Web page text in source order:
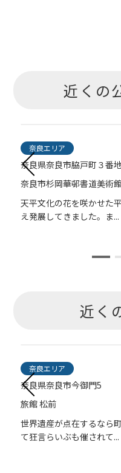
近くの
奈良エリア
奈良県奈良市脇戸町３番地
奈良市杉岡華邨書道美術
天平文化の花を咲かせた
え発展してきました。ま...
近く
奈良エリア
奈良県奈良市今御門5
旅館 松前
世界遺産が点在するなら
て狂言らいぶも催されて...